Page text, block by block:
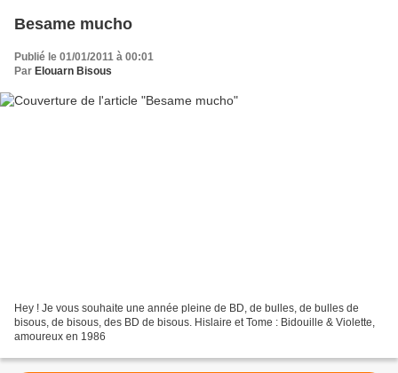
Besame mucho
Publié le 01/01/2011 à 00:01
Par Elouarn Bisous
Hey ! Je vous souhaite une année pleine de BD, de bulles, de bulles de
bisous, de bisous, des BD de bisous. Hislaire et Tome : Bidouille & Violette,
amoureux en 1986